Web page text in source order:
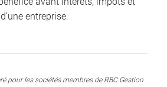
entreprise.
pour les sociétés membres de RBC Gestion